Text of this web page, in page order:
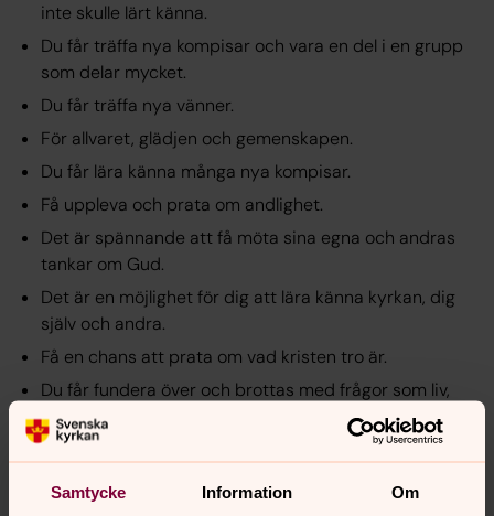
Samtycke Information Om
inte skulle lärt känna.
Du får träffa nya kompisar och vara en del i en grupp
som delar mycket.
Du får träffa nya vänner.
För allvaret, glädjen och gemenskapen.
Du får lära känna många nya kompisar.
Få uppleva och prata om andlighet.
Det är spännande att få möta sina egna och andras
tankar om Gud.
Det är en möjlighet för dig att lära känna kyrkan, dig
själv och andra.
Få en chans att prata om vad kristen tro är.
Du får fundera över och brottas med frågor som liv,
död, kärlek, skuld och förlåtelse ensam och
tillsammans med andra.
livets stora frågor.